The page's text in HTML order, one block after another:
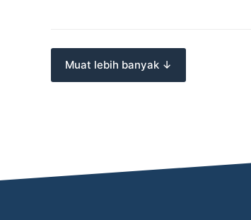
Muat lebih banyak ↓